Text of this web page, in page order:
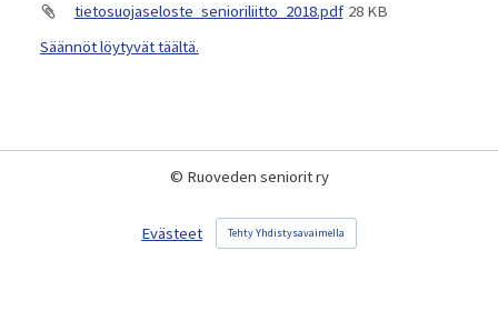
tietosuojaseloste_senioriliitto_2018.pdf 28 KB
Säännöt löytyvät täältä.
© Ruoveden seniorit ry
Evästeet Tehty Yhdistysavaimella